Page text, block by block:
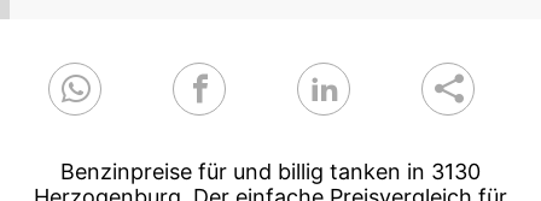
Benzinpreise für und billig tanken in 3130